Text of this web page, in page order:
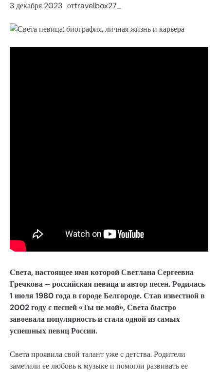
3 декабря 2023 отtravelbox27_
Света, настоящее имя которой Светлана Сергеевна
Гречкова – российская певица и автор песен. Родилась
1 июля 1980 года в городе Белгороде. Став известной в
2002 году с песней «Ты не мой», Света быстро
завоевала популярность и стала одной из самых
успешных певиц России.
Света проявила свой талант уже с детства. Родители
заметили ее любовь к музыке и помогли развивать ее